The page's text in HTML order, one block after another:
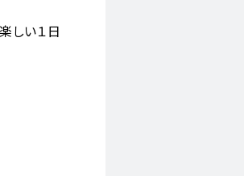
しい１日